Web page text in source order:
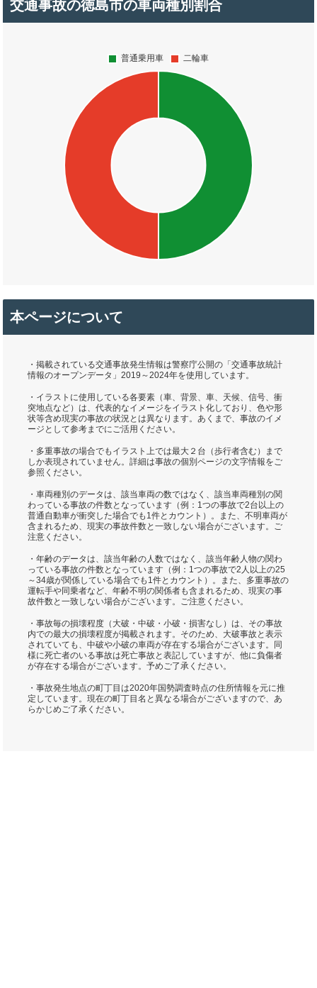
交通事故の徳島市の車両種別割合
本ページについて
・掲載されている交通事故発生情報は警察庁公開の「交通事故統計
情報のオープンデータ」2019～2024年を使用しています。
・イラストに使用している各要素（車、背景、車、天候、信号、衝
突地点など）は、代表的なイメージをイラスト化しており、色や形
状等含め現実の事故の状況とは異なります。あくまで、事故のイメ
ージとして参考までにご活用ください。
・多重事故の場合でもイラスト上では最大２台（歩行者含む）まで
しか表現されていません。詳細は事故の個別ページの文字情報をご
参照ください。
・車両種別のデータは、該当車両の数ではなく、該当車両種別の関
わっている事故の件数となっています（例：1つの事故で2台以上の
普通自動車が衝突した場合でも1件とカウント）。また、不明車両が
含まれるため、現実の事故件数と一致しない場合がございます。ご
注意ください。
・年齢のデータは、該当年齢の人数ではなく、該当年齢人物の関わ
っている事故の件数となっています（例：1つの事故で2人以上の25
～34歳が関係している場合でも1件とカウント）。また、多重事故の
運転手や同乗者など、年齢不明の関係者も含まれるため、現実の事
故件数と一致しない場合がございます。ご注意ください。
・事故毎の損壊程度（大破・中破・小破・損害なし）は、その事故
内での最大の損壊程度が掲載されます。そのため、大破事故と表示
されていても、中破や小破の車両が存在する場合がございます。同
様に死亡者のいる事故は死亡事故と表記していますが、他に負傷者
が存在する場合がございます。予めご了承ください。
・事故発生地点の町丁目は2020年国勢調査時点の住所情報を元に推
定しています。現在の町丁目名と異なる場合がございますので、あ
らかじめご了承ください。